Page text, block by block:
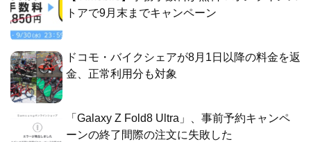
トアで9月末までキャンペーン
ドコモ・バイクシェアが8月1日以降の料金を返
金、正常利用分も対象
「Galaxy Z Fold8 Ultra」、事前予約キャンペ
ーンの終了間際の注文に失敗した